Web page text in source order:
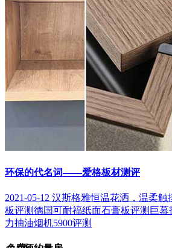
环保的代名词——爱格板材测评
2021-05-12 汉斯格雅恒温花洒，温柔触
板评测德国可耐福纸面石膏板评测 巨幕
力抽油烟机5900评测